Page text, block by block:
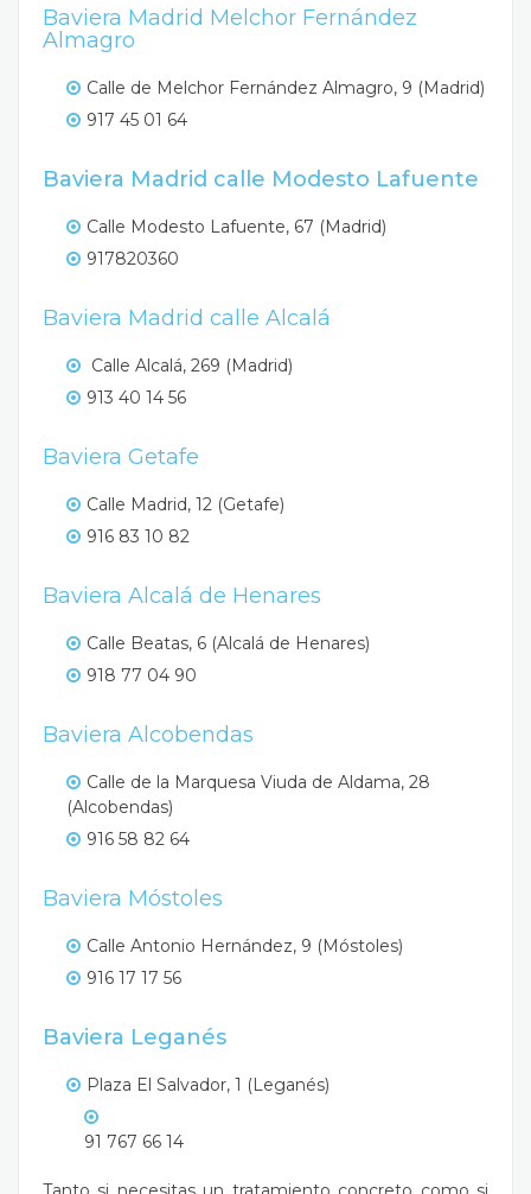
Baviera Madrid Melchor Fernández
Almagro
Calle de Melchor Fernández Almagro, 9 (Madrid)
917 45 01 64
Baviera Madrid calle Modesto Lafuente
Calle Modesto Lafuente, 67 (Madrid)
917820360
Baviera Madrid calle Alcalá
Calle Alcalá, 269 (Madrid)
913 40 14 56
Baviera Getafe
Calle Madrid, 12 (Getafe)
916 83 10 82
Baviera Alcalá de Henares
Calle Beatas, 6 (Alcalá de Henares)
918 77 04 90
Baviera Alcobendas
Calle de la Marquesa Viuda de Aldama, 28
(Alcobendas)
916 58 82 64
Baviera Móstoles
Calle Antonio Hernández, 9 (Móstoles)
916 17 17 56
Baviera Leganés
Plaza El Salvador, 1 (Leganés)
91 767 66 14